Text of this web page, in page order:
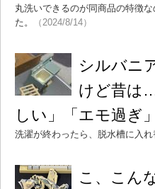
丸洗いできるのが同商品の特徴
た。
（2024/8/14）
シルバニ
けど昔は
しい」「エモ過ぎ」
洗濯が終わったら、脱水槽に入れ
こ、こん